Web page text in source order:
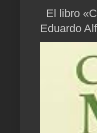
El libro
Eduardo